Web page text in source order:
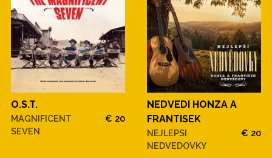
O.S.T.
MAGNIFICENT
SEVEN
€ 20
NEDVEDI HONZA A
FRANTISEK
NEJLEPSI
NEDVEDOVKY
€ 20